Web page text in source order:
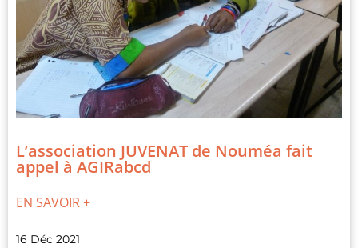
L’association JUVENAT de Nouméa fait
appel à AGIRabcd
EN SAVOIR +
16 Déc 2021